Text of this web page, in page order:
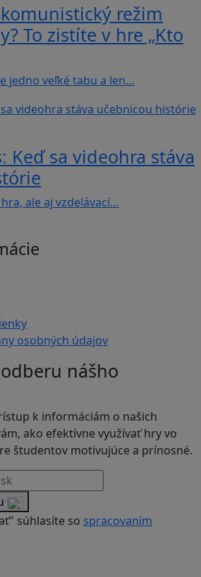
režim
To zistíte v hre „Kto
jedno veľké tabu a len…
Keď sa videohra stáva
ale aj vzdelávací…
osobných údajov
nášho
k informáciám o našich
ako efektívne využívať hry vo
študentov motivujúce a prínosné.
súhlasíte so spracovaním